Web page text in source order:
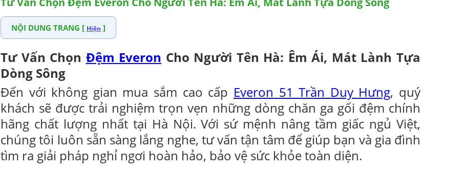
NỘI DUNG TRANG [ Hiện ]
Tư Vấn Chọn Đệm Everon Cho Người Tên Hà: Êm Ái, Mát Lành Tựa
Dòng Sông
Đến với không gian mua sắm cao cấp Everon 51 Trần Duy Hưng, quý
khách sẽ được trải nghiệm trọn vẹn những dòng chăn ga gối đệm chính
hãng chất lượng nhất tại Hà Nội. Với sứ mệnh nâng tầm giấc ngủ Việt,
chúng tôi luôn sẵn sàng lắng nghe, tư vấn tận tâm để giúp bạn và gia đình
tìm ra giải pháp nghỉ ngơi hoàn hảo, bảo vệ sức khỏe toàn diện.